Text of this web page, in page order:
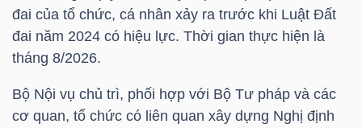
đai của tổ chức, cá nhân xảy ra trước khi Luật Đất
đai năm 2024 có hiệu lực. Thời gian thực hiện là
tháng 8/2026.
Bộ Nội vụ chủ trì, phối hợp với Bộ Tư pháp và các
cơ quan, tổ chức có liên quan xây dựng Nghị định
NGÀNH